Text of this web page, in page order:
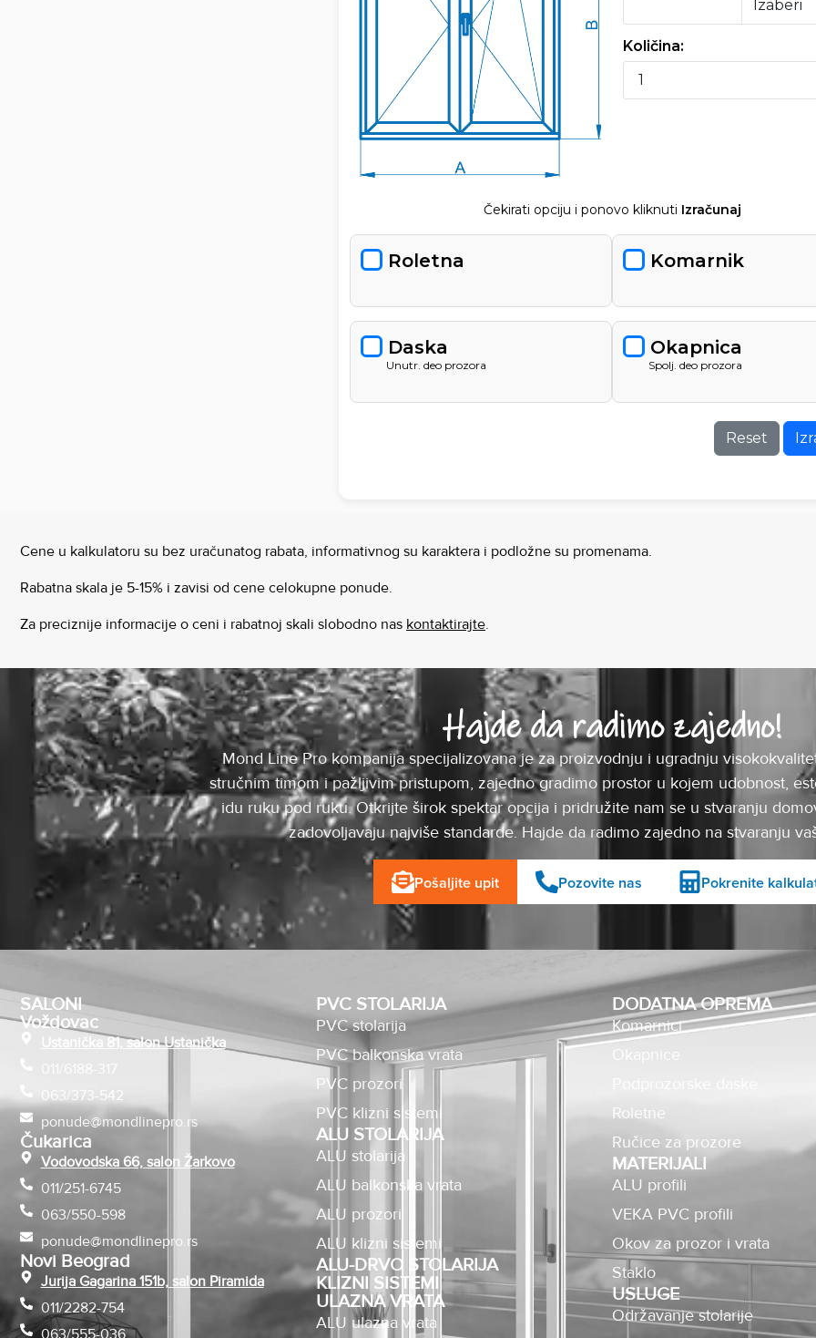
Količina:
Čekirati opciju i ponovo kliknuti Izračunaj
Roletna Komarnik
Daska
Unutr. deo prozora
Okapnica
Spolj. deo prozora
Reset
Cene u kalkulatoru su bez uračunatog rabata, informativnog su karaktera i podložne su promenama.
Rabatna skala je 5-15% i zavisi od cene celokupne ponude.
Za preciznije informacije o ceni i rabatnoj skali slobodno nas kontaktirajte.
Hajde da radimo zajedno!
Mond Line Pro kompanija specijalizovana je za proizvodnju i ugradnju
stručnim timom i pažljivim pristupom, zajedno gradimo prostor u kojem udobnost,
idu ruku pod ruku. Otkrijte širok spektar opcija i pridružite nam se u stvaranju
zadovoljavaju najviše standarde. Hajde da radimo zajedno na stvaranju
Pošaljite upit Pozovite nas Pokrenite
SALONI
Voždovac
Ustanička 81, salon Ustanička
063/373-542
ponude@mondlinepro.rs
Čukarica
Vodovodska 66, salon Žarkovo
011/251-6745
063/550-598
ponude@mondlinepro.rs
Novi Beograd
Jurija Gagarina 151b, salon Piramida
011/2282-754
PVC STOLARIJA
PVC stolarija
PVC balkonska vrata
PVC prozori
PVC klizni sistemi
ALU STOLARIJA
ALU stolarija
ALU balkonska vrata
ALU prozori
ALU klizni sistemi
ALU-DRVO STOLARIJA
KLIZNI SISTEMI
ULAZNA VRATA
ALU ulazna vrata
DODATNA OPREMA
Komarnici
Okapnice
Roletne
Ručice za prozore
MATERIJALI
ALU profili
VEKA PVC profili
Okov za prozor i vrata
Staklo
USLUGE
Održavanje stolarije